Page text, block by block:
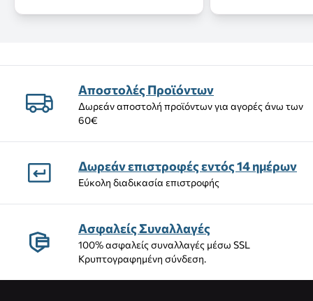
Αποστολές Προϊόντων
Δωρεάν αποστολή προϊόντων για αγορές άνω των
60€
Δωρεάν επιστροφές εντός 14 ημέρων
Εύκολη διαδικασία επιστροφής
Ασφαλείς Συναλλαγές
100% ασφαλείς συναλλαγές μέσω SSL
Κρυπτογραφημένη σύνδεση.